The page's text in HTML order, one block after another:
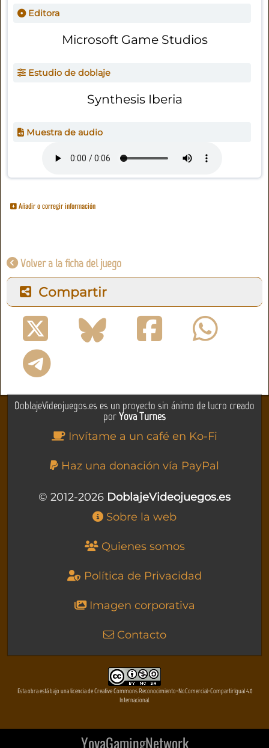
Editora
Microsoft Game Studios
Estudio de doblaje
Synthesis Iberia
Muestra de audio
Añadir o corregir información
Volver a la ficha del juego
Compartir
DoblajeVideojuegos.es es un proyecto sin ánimo de lucro creado
porYova Turnes
Invítame a un café en Ko-Fi
Haz una donación vía PayPal
© 2012-2026 DoblajeVideojuegos.es
Sobre la web
Quienes somos
Política de Privacidad
Imagen corporativa
Contacto
Esta obra está bajo una licencia de Creative Commons Reconocimiento-NoComercial-CompartirIgual 4.0
Internacional
YovaGamingNetwork